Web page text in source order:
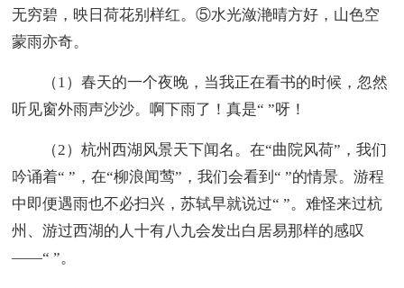
无穷碧，映日荷花别样红。⑤水光潋滟晴方好，山色空
蒙雨亦奇。
（1）春天的一个夜晚，当我正在看书的时候，忽然
听见窗外雨声沙沙。啊下雨了！真是“ ”呀！
（2）杭州西湖风景天下闻名。在“曲院风荷”，我们
吟诵着“ ”，在“柳浪闻莺”，我们会看到“ ”的情景。游程
中即便遇雨也不必扫兴，苏轼早就说过“ ”。难怪来过杭
州、游过西湖的人十有八九会发出白居易那样的感叹
——“ ”。